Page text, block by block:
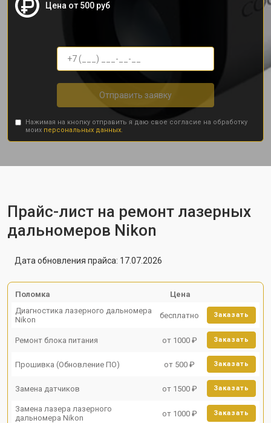
Цена от 500 руб
Отправить заявку
Нажимая на кнопку отправить я даю свое согласие на обработку
моих персональных данных.
Прайс-лист на ремонт лазерных
дальномеров Nikon
Дата обновления прайса: 17.07.2026
Поломка
Цена
Диагностика лазерного дальномера
Nikon
бесплатно Заказать
Ремонт блока питания от 1000 ₽ Заказать
Прошивка (Обновление ПО) от 500 ₽ Заказать
Замена датчиков от 1500 ₽ Заказать
Замена лазера лазерного
дальномера Nikon
от 1000 ₽ Заказать